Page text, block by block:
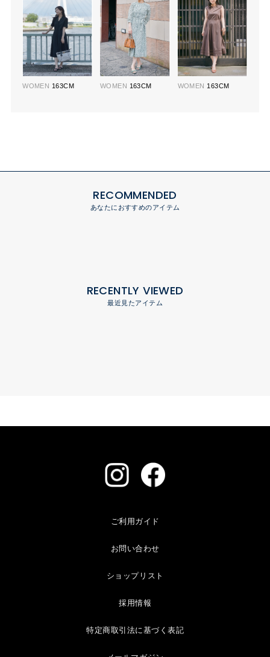
WOMEN 163CM WOMEN 163CM WOMEN 163CM
RECOMMENDED
あなたにおすすめのアイテム
RECENTLY VIEWED
最近見たアイテム
ご利用ガイド
お問い合わせ
ショップリスト
採用情報
特定商取引法に基づく表記